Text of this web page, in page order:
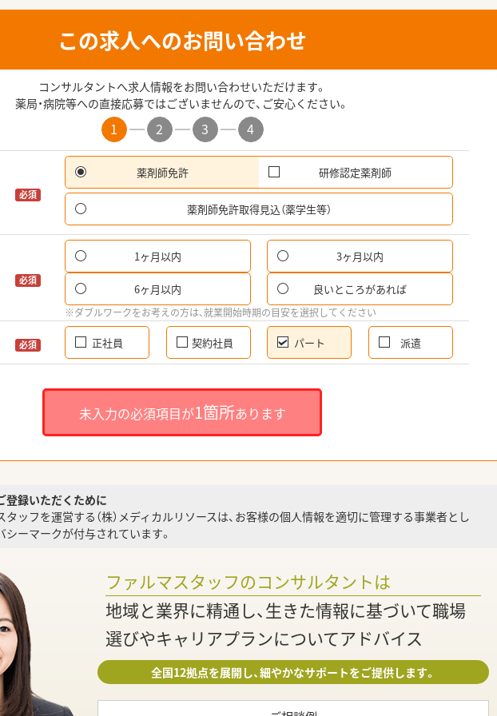
この求人へのお問い合わせ
コンサルタントへ求人情報をお問い合わせいただけます。
薬局・病院等への直接応募ではございませんので、ご安心ください。
1 2 3 4
必須
薬剤師免許 研修認定薬剤師
薬剤師免許取得見込（薬学生等）
必須
1ヶ月以内 3ヶ月以内
6ヶ月以内 良いところがあれば
※ダブルワークをお考えの方は、就業開始時期の目安を選択してください
必須 正社員 契約社員 パート 派遣
未入力の必須項目が1箇所あります
登録いただくために
タッフを運営する（株）メディカルリソースは、お客様の個人情報を適切に管理する事業者とし
シーマークが付与されています。
ファルマスタッフのコンサルタントは
地域と業界に精通し、生きた情報に基づいて職場
選びやキャリアプランについてアドバイス
全国12拠点を展開し、細やかなサポートをご提供します。